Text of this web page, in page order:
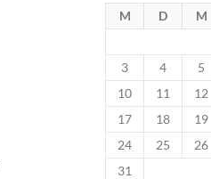
M D M
3
4 5
10
11 12
17
18 19
24
25 26
31